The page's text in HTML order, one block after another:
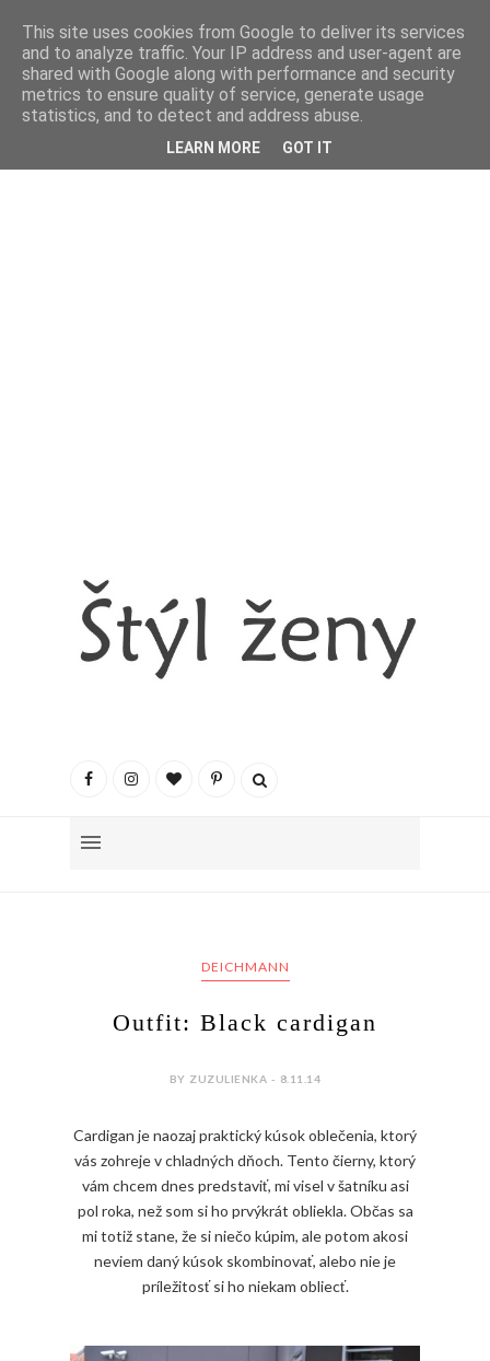
DEICHMANN
Outfit: Black cardigan
BY ZUZULIENKA - 8.11.14
Cardigan je naozaj praktický kúsok oblečenia, ktorý
vás zohreje v chladných dňoch. Tento čierny, ktorý
vám chcem dnes predstaviť, mi visel v šatníku asi
pol roka, než som si ho prvýkrát obliekla. Občas sa
mi totiž stane, že si niečo kúpim, ale potom akosi
neviem daný kúsok skombinovať, alebo nie je
príležitosť si ho niekam obliecť.
This site uses cookies from Google to deliver its services
and to analyze traffic. Your IP address and user-agent are
shared with Google along with performance and security
metrics to ensure quality of service, generate usage
statistics, and to detect and address abuse.
LEARN MORE GOT IT